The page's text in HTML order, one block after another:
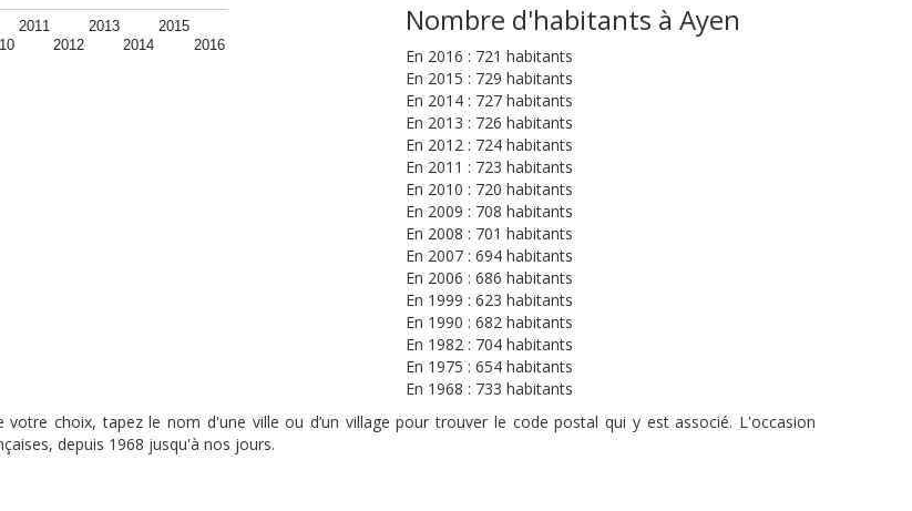
2011
2012
2013
2014
2015
2016
Nombre d'habitants à Ayen
En 2016 : 721 habitants
En 2015 : 729 habitants
En 2014 : 727 habitants
En 2013 : 726 habitants
En 2012 : 724 habitants
En 2011 : 723 habitants
En 2010 : 720 habitants
En 2009 : 708 habitants
En 2008 : 701 habitants
En 2007 : 694 habitants
En 2006 : 686 habitants
En 1999 : 623 habitants
En 1990 : 682 habitants
En 1982 : 704 habitants
En 1975 : 654 habitants
En 1968 : 733 habitants
choix, tapez le nom d'une ville ou d’un village pour trouver le code postal qui y est associé. L'occasion
depuis 1968 jusqu'à nos jours.